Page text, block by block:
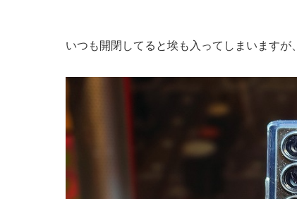
いつも開閉してると埃も入ってしまいますが、